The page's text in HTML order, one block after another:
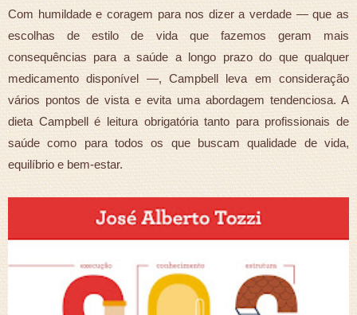
Com humildade e coragem para nos dizer a verdade — que as
escolhas de estilo de vida que fazemos geram mais
consequências para a saúde a longo prazo do que qualquer
medicamento disponível —, Campbell leva em consideração
vários pontos de vista e evita uma abordagem tendenciosa. A
dieta Campbell é leitura obrigatória tanto para profissionais de
saúde como para todos os que buscam qualidade de vida,
equilíbrio e bem-estar.